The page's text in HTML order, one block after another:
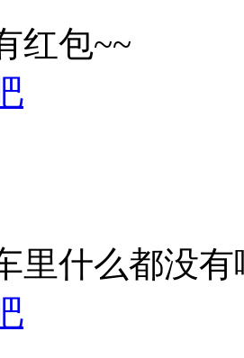
红包~~
里什么都没有